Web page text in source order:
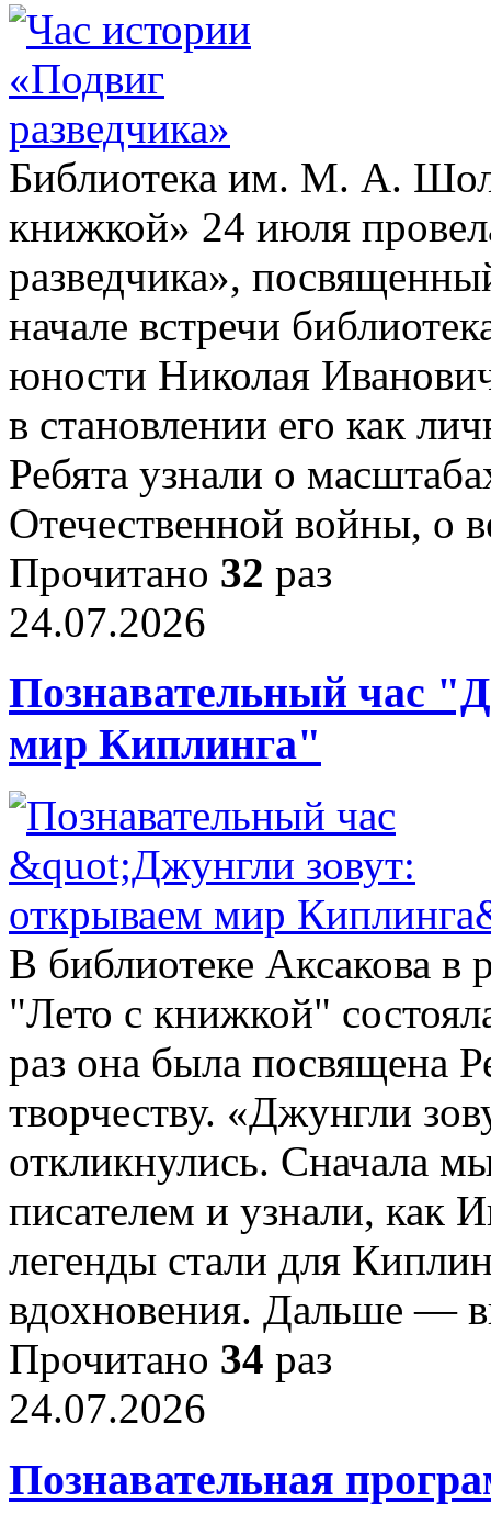
Библиотека им. М. А.
книжкой» 24 июля
разведчика»,
начале встречи
юности Николая
в становлении его как
Ребята узнали о
Отечественной войны, о
Прочитано 32 раз
24.07.2026
Познавательный час
мир Киплинга"
В библиотеке Аксакова в
"Лето с книжкой"
раз она была посвящена
творчеству. «Джунгли
откликнулись. Сначала
писателем и узнали, как
легенды стали для
вдохновения. Дальше —
Прочитано 34 раз
24.07.2026
Познавательная